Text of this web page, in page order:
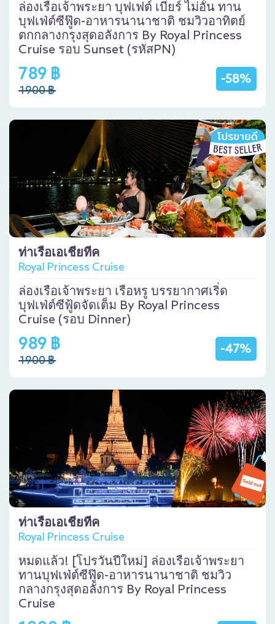
ล่องเรือเจ้าพระยา บุฟเฟต์ เบียร์ ไม่อั้น ทาน
บุฟเฟ่ต์ซีฟู๊ด-อาหารนานาชาติ ชมวิวอาทิตย์
ตกกลางกรุงสุดอลังการ By Royal Princess
Cruise รอบ Sunset (รหัสPN)
-58%
789 ฿
1900 ฿
ท่าเรือเอเชียทีค
Royal Princess Cruise
ล่องเรือเจ้าพระยา เรือหรู บรรยากาศเริ่ด
บุฟเฟ่ต์ซีฟู้ดจัดเต็ม By Royal Princess
Cruise (รอบ Dinner)
-47%
989 ฿
1900 ฿
ท่าเรือเอเชียทีค
Royal Princess Cruise
หมดแล้ว! [โปรวันปีใหม่] ล่องเรือเจ้าพระยา
ทานบุฟเฟ่ต์ซีฟู๊ด-อาหารนานาชาติ ชมวิว
กลางกรุงสุดอลังการ By Royal Princess
Cruise